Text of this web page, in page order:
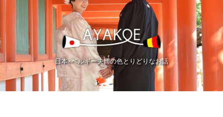
日本×ベルギー夫婦の色とりどりなお話